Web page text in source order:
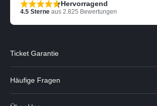
Hervorragend
4.5 Sterne aus 2.825 Bewertungen
Ticket Garantie
Häufige Fragen